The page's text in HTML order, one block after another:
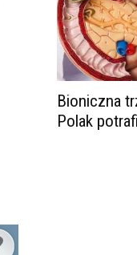
Bioniczna
Polak